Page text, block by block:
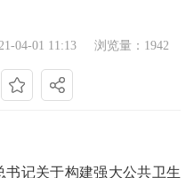
04-01 11:13 浏览量：1942
书记关于构建强大公共卫生